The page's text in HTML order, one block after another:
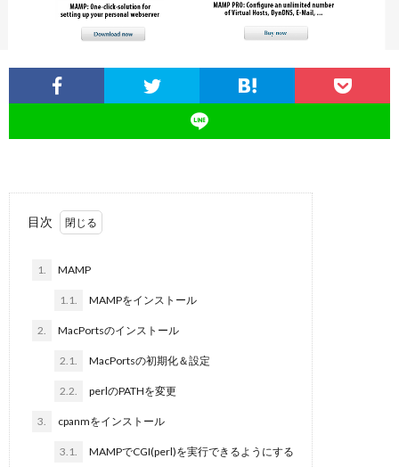
目次
1. MAMP
1.1. MAMPをインストール
2. MacPortsのインストール
2.1. MacPortsの初期化＆設定
2.2. perlのPATHを変更
3. cpanmをインストール
3.1. MAMPでCGI(perl)を実行できるようにする